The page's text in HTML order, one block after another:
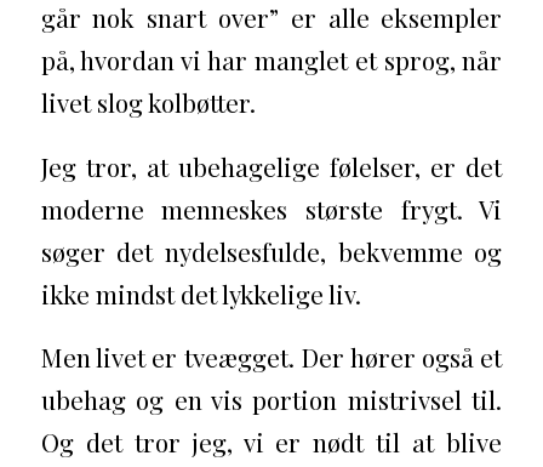
går nok snart over” er alle eksempler
på, hvordan vi har manglet et sprog, når
livet slog kolbøtter.
Jeg tror, at ubehagelige følelser, er det
moderne menneskes største frygt. Vi
søger det nydelsesfulde, bekvemme og
ikke mindst det lykkelige liv.
Men livet er tveægget. Der hører også et
ubehag og en vis portion mistrivsel til.
Og det tror jeg, vi er nødt til at blive